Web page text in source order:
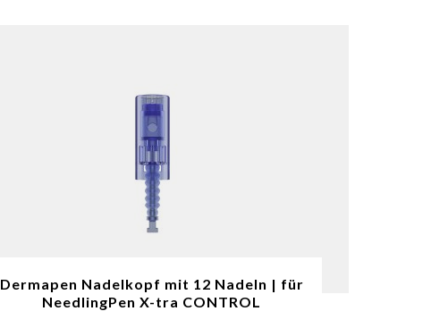
Dermapen Nadelkopf mit 12 Nadeln | für
NeedlingPen X-tra CONTROL